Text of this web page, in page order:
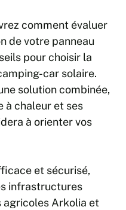
comment évaluer
de votre panneau
pourchoisir la
car solaire.
solution combinée,
à chaleur et ses
à orienter vos
et sécurisé,
infrastructures
agricoles Arkolia et